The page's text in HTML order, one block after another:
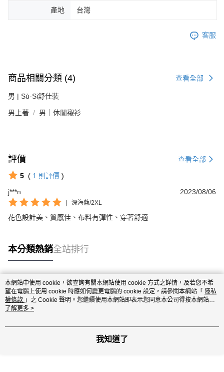
產地 台灣
客服
商品相關分類 (4) 查看全部
男 | Sù-Si舒仕裝
男上著 男｜休閒襯衫
評價 查看全部
5 ( 1 則評價 )
j***n
2023/08/06
| 深海藍/2XL
花色設計美、質感佳、布料有彈性、穿著舒適
本分類熱銷全站排行
熱門標籤
本網站中使用 cookie，欲查詢有關本網站使用 cookie 方式之詳情，及若您不希
望在電腦上使用 cookie 時應如何變更電腦的 cookie 設定，請參閱本網站「 隱私
權條款 」之 Cookie 聲明。您繼續使用本網站即表示您同意本公司得按本網站使
用條款之 Cookie 聲明使用 cookie。
了解更多 >
我知道了